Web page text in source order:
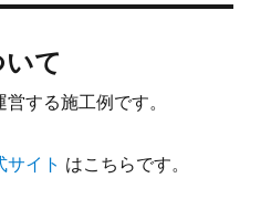
て
する施工例です。
イト はこちらです。